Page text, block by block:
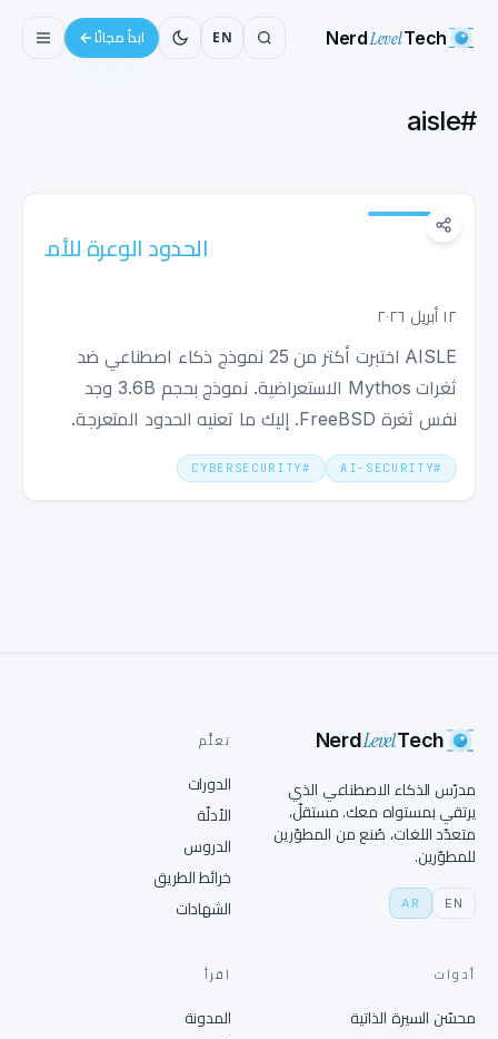
NerdLevelTech
EN ابدأ مجانًا
#
aisle
الحدود الوعرة للأمن السيبراني المعتمد على AI:
١٢ أبريل ٢٠٢٦
AISLE اختبرت أكتر من 25 نموذج ذكاء اصطناعي ضد
ثغرات Mythos الاستعراضية. نموذج بحجم 3.6B وجد
نفس ثغرة FreeBSD. إليك ما تعنيه الحدود المتعرجة.
#
AI-SECURITY
#
CYBERSECURITY
NerdLevelTech
مدرّس الذكاء الاصطناعي الذي
يرتقي بمستواه معك. مستقلّ،
متعدّد اللغات، صُنع من المطوّرين
للمطوّرين.
EN
AR
تعلَّم
الدورات
الأدلّة
الدروس
خرائط الطريق
الشهادات
أدوات
محسّن السيرة الذاتية
اقرأ
المدونة